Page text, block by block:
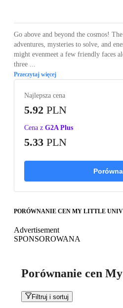
Go above and beyond the cosmos!
adventures, mysteries to solve, and
might evenmeet a few friendly faces
three ...
Przeczytaj więcej
Najlepsza cena
5.92 PLN
Cena z G2A Plus
5.33 PLN
PORÓWNANIE CEN MY LITTLE
Advertisement
SPONSOROWANA
Porównanie cen
Filtruj i sortuj